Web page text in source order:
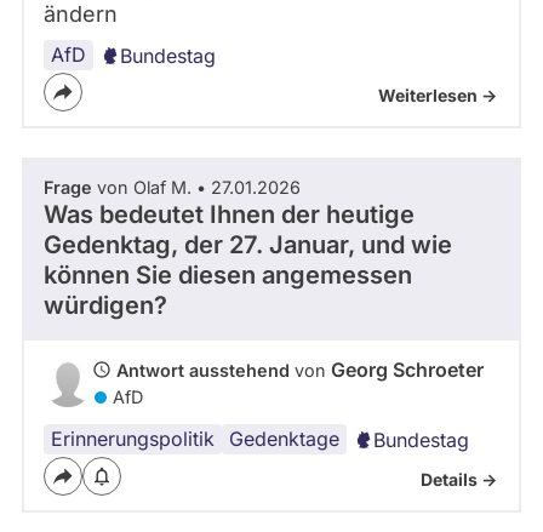
ändern
AfD Bundestag
Weiterlesen ->
Frage von Olaf M. • 27.01.2026
Was bedeutet Ihnen der heutige
Gedenktag, der 27. Januar, und wie
können Sie diesen angemessen
würdigen?
Antwort ausstehend von Georg Schroeter
AfD
Erinnerungspolitik Gedenktage Bundestag
Details ->